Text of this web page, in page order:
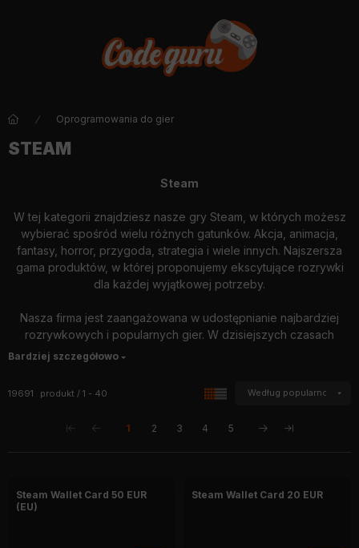
Oprogramowania do gier
STEAM
Steam
W tej kategorii znajdziesz nasze gry Steam, w których możesz
wybierać spośród wielu różnych gatunków. Akcja, animacja,
fantasy, horror, przygoda, strategia i wiele innych. Najszersza
gama produktów, w której proponujemy ekscytujące rozrywki
dla każdej wyjątkowej potrzeby.
Nasza firma jest zaangażowana w udostępnianie najbardziej
rozrywkowych i popularnych gier. W dzisiejszych czasach
szczególnie ważne jest hobby, przyjemna czynność, która
przeżyć niezapomniane wrażenia dzięki wspólnym misjom.
Wszystkie produkty w kategorii
19691 produkt 1 40
1 2 3 4 5
Steam Wallet Card 50 EUR
(EU)
Steam Wallet Card 20 EUR